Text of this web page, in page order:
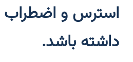
استرس و اضطراب
داشته باشد.